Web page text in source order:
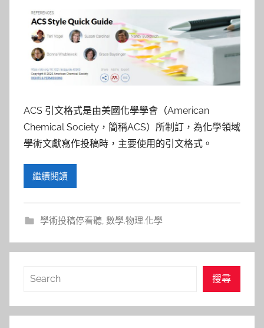
考
服
務
部
落
ACS 引文格式是由美國化學學會（American
Chemical Society，簡稱ACS）所制訂，為化學領域
學術文獻寫作投稿時，主要使用的引文格式。
繼續閱讀
學術投稿停看聽, 數學.物理.化學
搜
搜尋